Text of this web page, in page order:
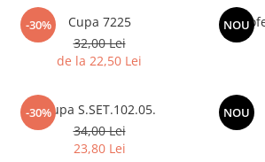
Snur Medalie
Medalii Personalizate
Suport medalii
Trofee
Trofee Acril
-30%
Cupa 7225
32,00 Lei
de la 22,50 Lei
NOU
-30%Cupa S.SET.102.05.
34,00 Lei
23,80 Lei
NOU